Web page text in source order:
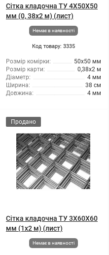
Сітка кладочна ТУ 4X50X50
мм (0, 38x2 м) (лист)
Немає в наявності
Код товару: 3335
Розмір комірки:
50x50 мм
Розмір карти:
0,38x2 м
Діаметр:
4 мм
Ширина:
38 см
Довжина:
4 мм
Продано
Сітка кладочна ТУ 3X60X60
мм (1x2 м) (лист)
Немає в наявності